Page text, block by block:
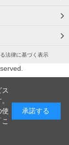
法律に基づく表示
使
こ
承諾する